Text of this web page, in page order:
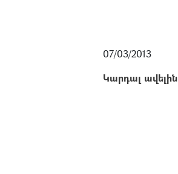
07/03/2013
Կարդալ ավելին